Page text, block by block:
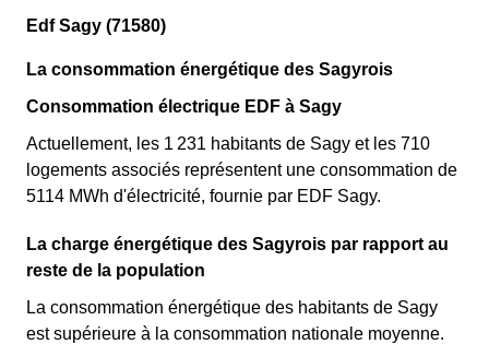
Edf Sagy (71580)
La consommation énergétique des Sagyrois
Consommation électrique EDF à Sagy
Actuellement, les 1 231 habitants de Sagy et les 710
logements associés représentent une consommation de
5114 MWh d'électricité, fournie par EDF Sagy.
La charge énergétique des Sagyrois par rapport au
reste de la population
La consommation énergétique des habitants de Sagy
est supérieure à la consommation nationale moyenne.